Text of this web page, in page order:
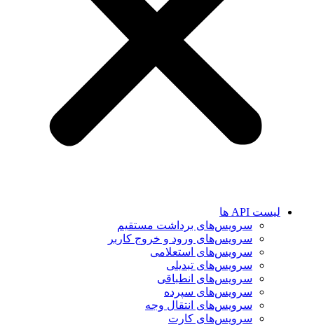
لیست API ها
سرویس‌های برداشت مستقیم
سرویس‌های ورود و خروج کاربر
سرویس‌های استعلامی
سرویس‌های تبدیلی
سرویس‌های انطباقی
سرویس‌های سپرده
سرویس‌های انتقال وجه
سرویس‌های کارت